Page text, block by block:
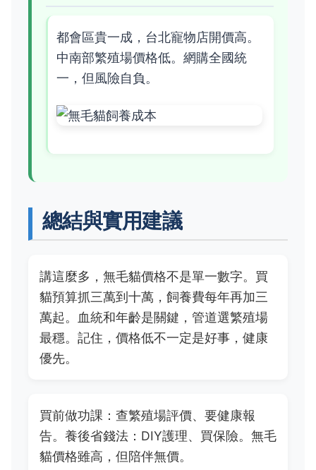
都會區貴一成，台北寵物店開價高。
中南部繁殖場價格低。網購全國統
一，但風險自負。
總結與實用建議
講這麼多，無毛貓價格不是單一數字。買
貓預算抓三萬到十萬，飼養費每年再加三
萬起。血統和年齡是關鍵，管道選繁殖場
最穩。記住，價格低不一定是好事，健康
優先。
買前做功課：查繁殖場評價、要健康報
告。養後省錢法：DIY護理、買保險。無毛
貓價格雖高，但陪伴無價。